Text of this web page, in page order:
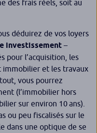
des frais réels, soit au
déduirez de vos loyers
investissement –
pour l’acquisition, les
et les travaux
vous pourrez
(l’immobilier hors
sur environ 10 ans).
ou peu fiscalisés sur le
dans une optique de se